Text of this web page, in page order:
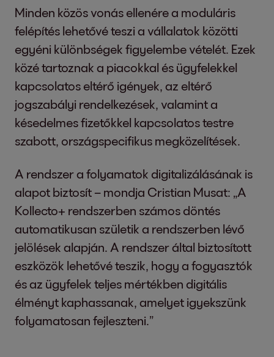
Minden közös vonás ellenére a moduláris
felépítés lehetővé teszi a vállalatok közötti
egyéni különbségek figyelembe vételét. Ezek
közé tartoznak a piacokkal és ügyfelekkel
kapcsolatos eltérő igények, az eltérő
jogszabályi rendelkezések, valamint a
késedelmes fizetőkkel kapcsolatos testre
szabott, országspecifikus megközelítések.
A rendszer a folyamatok digitalizálásának is
alapot biztosít – mondja Cristian Musat: „A
Kollecto+ rendszerben számos döntés
automatikusan születik a rendszerben lévő
jelölések alapján. A rendszer által biztosított
eszközök lehetővé teszik, hogy a fogyasztók
és az ügyfelek teljes mértékben digitális
élményt kaphassanak, amelyet igyekszünk
folyamatosan fejleszteni.”